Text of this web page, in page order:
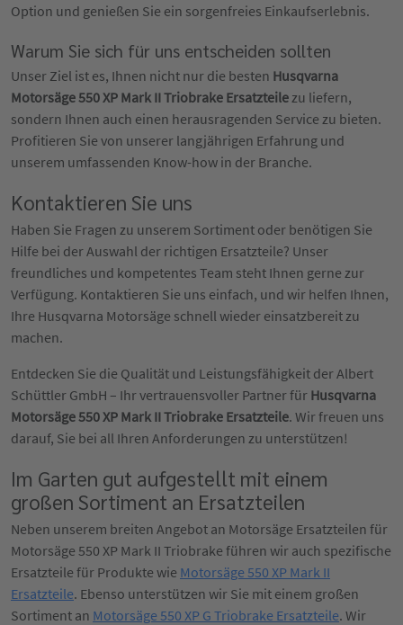
Option und genießen Sie ein sorgenfreies Einkaufserlebnis.
Warum Sie sich für uns entscheiden sollten
Unser Ziel ist es, Ihnen nicht nur die besten Husqvarna
Motorsäge 550 XP Mark II Triobrake Ersatzteile zu liefern,
sondern Ihnen auch einen herausragenden Service zu bieten.
Profitieren Sie von unserer langjährigen Erfahrung und
unserem umfassenden Know-how in der Branche.
Kontaktieren Sie uns
Haben Sie Fragen zu unserem Sortiment oder benötigen Sie
Hilfe bei der Auswahl der richtigen Ersatzteile? Unser
freundliches und kompetentes Team steht Ihnen gerne zur
Verfügung. Kontaktieren Sie uns einfach, und wir helfen Ihnen,
Ihre Husqvarna Motorsäge schnell wieder einsatzbereit zu
machen.
Entdecken Sie die Qualität und Leistungsfähigkeit der Albert
Schüttler GmbH – Ihr vertrauensvoller Partner für Husqvarna
Motorsäge 550 XP Mark II Triobrake Ersatzteile. Wir freuen uns
darauf, Sie bei all Ihren Anforderungen zu unterstützen!
Im Garten gut aufgestellt mit einem
großen Sortiment an Ersatzteilen
Neben unserem breiten Angebot an Motorsäge Ersatzteilen für
Motorsäge 550 XP Mark II Triobrake führen wir auch spezifische
Ersatzteile für Produkte wie Motorsäge 550 XP Mark II
Ersatzteile. Ebenso unterstützen wir Sie mit einem großen
Sortiment an Motorsäge 550 XP G Triobrake Ersatzteile. Wir